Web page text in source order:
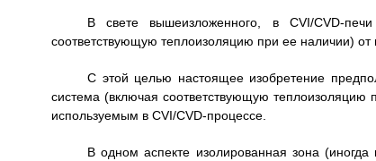
В свете вышеизложенного, в CVI/CVD-
соответствующую теплоизоляцию при ее наличии) от
С этой целью настоящее изобретение
система (включая соответствующую теплоизоляцию
используемым в CVI/CVD-процессе.
В одном аспекте изолированная зона